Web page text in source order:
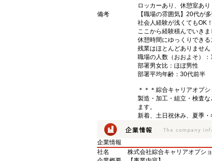
ロッカーあり、休憩室あり
備考
【職場の雰囲気】20代が
社会人経験が浅くてもOK！
ここから経験積んでいきま
休憩時間にゆっくりできる
残業はほとんどありません
職場の人数（おおよそ）：
部署男女比：ほぼ男性
部署平均年齢：30代前半
＊＊＊綜合キャリアオプ
製造・加工・組立・検査
ます。
新着、土日祝休み、夏季
企業情報
社名
株式会社綜合キャリアオプシ